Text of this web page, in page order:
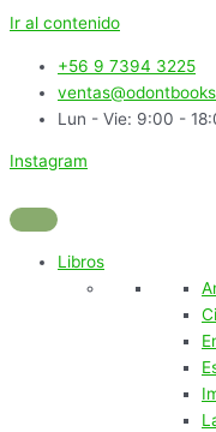
Ir al contenido
+56 9 7394 3225
Lun - Vie: 9:00 -
Instagram
Libros